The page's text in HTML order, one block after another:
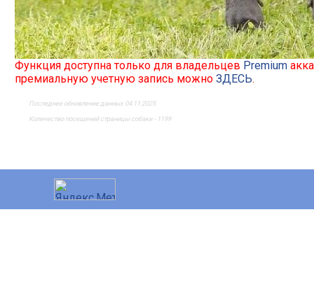
Функция доступна только для владельцев Premium
премиальную учетную запись можно ЗДЕСЬ.
Последнее обновление данных 04.11.2025
Количество посещений страницы собаки - 1199